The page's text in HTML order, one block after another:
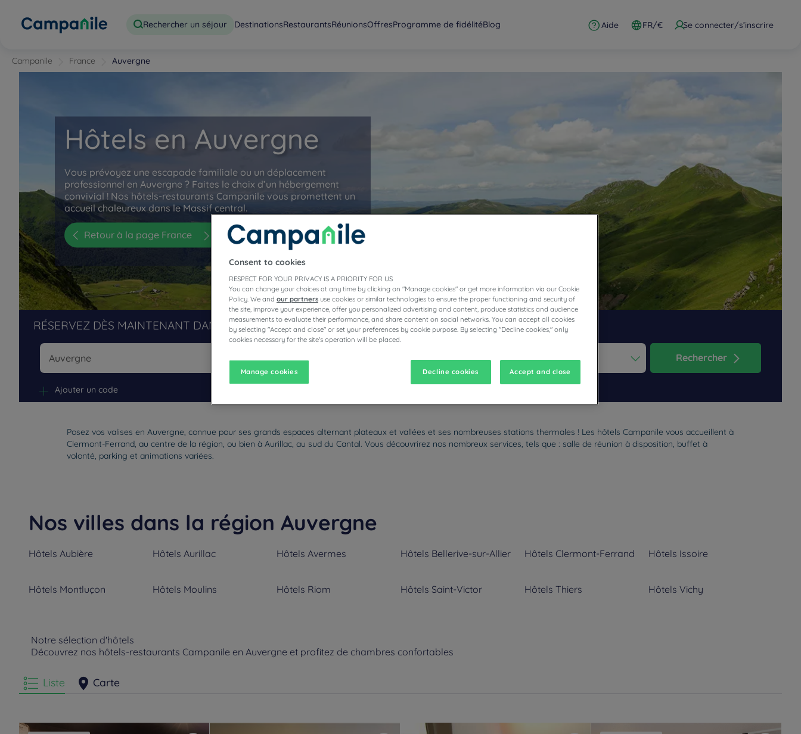
Rechercher un séjour DestinationsRestaurantsRéunionsOffresProgramme de fidélitéBlog Aide FR/€ Se connecter/s’inscrire
Campanile France Auvergne
Hôtels en Auvergne
Vous prévoyez une escapade familiale ou un déplacement
professionnel en Auvergne ? Faites le choix d’un hébergement
convivial ! Nos hôtels-restaurants Campanile vous promettent un
accueil chaleureux dans le Massif central.
Retour à la page France
RÉSERVEZ DÈS MAINTENANT DANS NOS HÔTELS RESTAURANTS CAMPANILE
Navigate forward to interact with the calendar and select a date. Press the question mark key to get the keyboard shortcuts for
Navigate backward to interact with the calendar and select a date. Press the question mark key to get the
Rechercher
Ajouter un code
Posez vos valises en Auvergne, connue pour ses grands espaces alternant plateaux et vallées et ses nombreuses stations thermales ! Les hôtels Campanile vous accueillent à
Clermont-Ferrand, au centre de la région, ou bien à Aurillac, au sud du Cantal. Vous découvrirez nos nombreux services, tels que : salle de réunion à disposition, buffet à
volonté, parking et animations variées.
Nos villes dans la région Auvergne
Hôtels Aubière Hôtels Aurillac Hôtels Avermes Hôtels Bellerive-sur-Allier Hôtels Clermont-Ferrand Hôtels Issoire
Hôtels Montluçon Hôtels Moulins Hôtels Riom Hôtels Saint-Victor Hôtels Thiers Hôtels Vichy
Notre sélection d'hôtels
Découvrez nos hôtels-restaurants Campanile en Auvergne et profitez de chambres confortables
Liste Carte
Consent to cookies
RESPECT FOR YOUR PRIVACY IS A PRIORITY FOR US
You can change your choices at any time by clicking on "Manage cookies" or get more information via our Cookie
Policy. We and our partners use cookies or similar technologies to ensure the proper functioning and security of
the site, improve your experience, offer you personalized advertising and content, produce statistics and audience
measurements to evaluate their performance, and share content on social networks. You can accept all cookies
by selecting "Accept and close" or set your preferences by cookie purpose. By selecting "Decline cookies," only
cookies necessary for the site's operation will be placed.
Manage cookies Decline cookies Accept and close